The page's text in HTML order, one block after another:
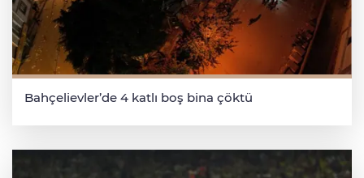
Bahçelievler’de 4 katlı boş bina çöktü